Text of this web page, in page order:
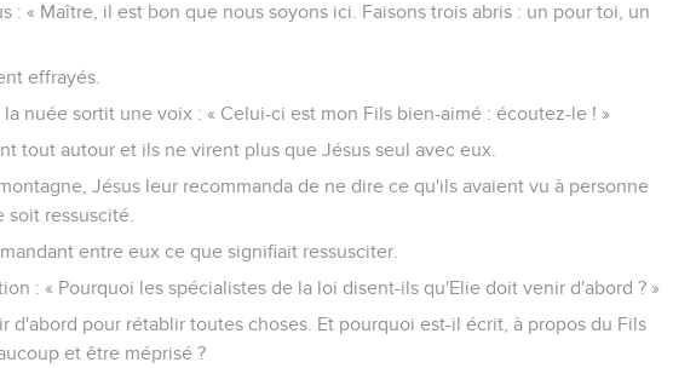
: « Maître, il est bon que nous soyons ici. Faisons trois abris : un pour toi, un
effrayés.
nuée sortit une voix : « Celui-ci est mon Fils bien-aimé : écoutez-le ! »
tout autour et ils ne virent plus que Jésus seul avec eux.
Jésus leur recommanda de ne dire ce qu'ils avaient vu à personne
soit ressuscité.
entre eux ce que signifiait ressusciter.
: « Pourquoi les spécialistes de la loi disent-ils qu'Elie doit venir d'abord ? »
d'abord pour rétablir toutes choses. Et pourquoi est-il écrit, à propos du Fils
et être méprisé ?